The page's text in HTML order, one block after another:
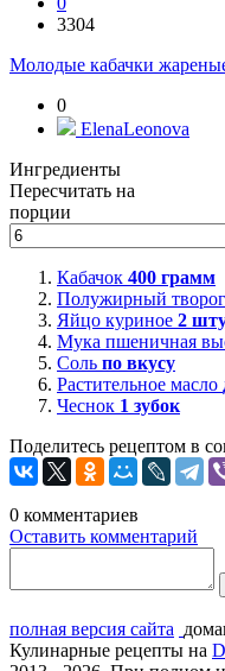
3304
Молодые кабачки
0
ElenaLeonova
Ингредиенты
Пересчитать на
порции
Кабачок 400 грамм
Полужирный творог
Яйцо куриное 2
Мука пшеничная
Соль по вкусу
Растительное масло
Чеснок 1 зубок
Поделитесь рецептом в
0 комментариев
Оставить комментарий
полная версия сайта
Кулинарные рецепты на